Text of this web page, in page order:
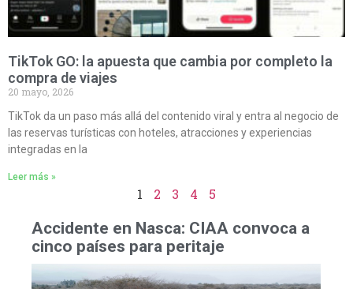
TikTok GO: la apuesta que cambia por completo la
compra de viajes
20 mayo, 2026
TikTok da un paso más allá del contenido viral y entra al negocio de
las reservas turísticas con hoteles, atracciones y experiencias
integradas en la
Leer más »
1 2 3 4 5
Accidente en Nasca: CIAA convoca a
cinco países para peritaje